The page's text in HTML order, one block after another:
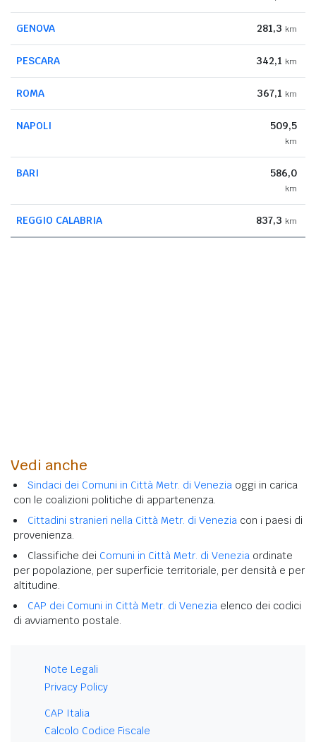
GENOVA 281,3 km
PESCARA 342,1 km
ROMA 367,1 km
NAPOLI 509,5
km
BARI 586,0
km
REGGIO CALABRIA 837,3 km
Vedi anche
Sindaci dei Comuni in Città Metr. di Venezia oggi in carica
con le coalizioni politiche di appartenenza.
Cittadini stranieri nella Città Metr. di Venezia con i paesi di
provenienza.
Classifiche dei Comuni in Città Metr. di Venezia ordinate
per popolazione, per superficie territoriale, per densità e per
altitudine.
CAP dei Comuni in Città Metr. di Venezia elenco dei codici
di avviamento postale.
Note Legali
Privacy Policy
CAP Italia
Calcolo Codice Fiscale